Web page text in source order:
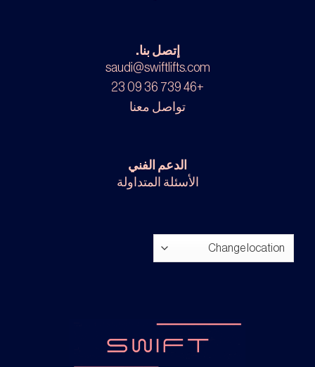
إتصل بنا.
saudi@swiftlifts.com
+46 739 36 09 23
تواصل معنا
الدعم الفني
الأسئلة المتداولة